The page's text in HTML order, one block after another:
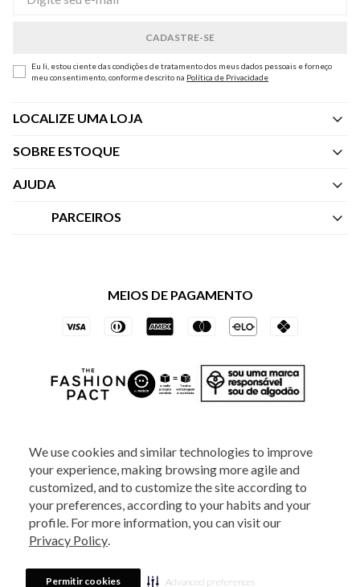
We use cookies and similar technologies to improve
your experience, making browsing more agile and
customized, and to customize the site according to
your preferences, according to your habits and your
profile. For more information, you can visit our
Privacy Policy.
Permitir cookies Advanced preferences
Eu li, estou ciente das condições de tratamento dos meus dados pessoais e forneço
meu consentimento, conforme descrito na Política de Privacidade
LOCALIZE UMA LOJA
SOBRE ESTOQUE
Quem Somos
AJUDA
Central de Atendimento
Trocas e Devoluções
PARCEIROS
Vai de Visa
Azul Fidelidade
MEIOS DE PAGAMENTO
2025 - Veste S.A Estilo. Todos os direitos reservados - A loja Estoque reserva-
se no direito de corrigir ou alterar informações como: preços, promoções e
880 5520.Horário de Atendimento:
Sábados das 8h às 14h, exceto feriados. Veste S.A Estilo. Rua Othão, 405, Vila